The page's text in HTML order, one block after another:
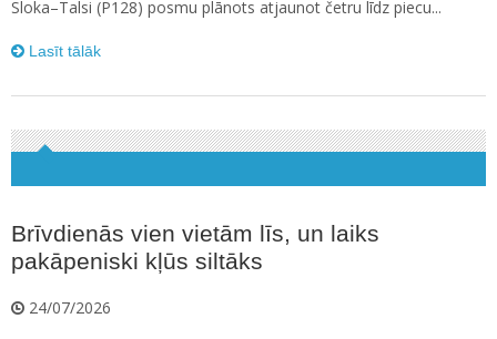
Sloka–Talsi (P128) posmu plānots atjaunot četru līdz piecu...
Lasīt tālāk
Brīvdienās vien vietām līs, un laiks
pakāpeniski kļūs siltāks
24/07/2026